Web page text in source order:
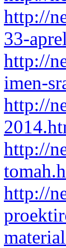
http://
33-
http://
imen-
http://
http://
http://